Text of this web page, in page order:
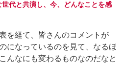
代と共演し、今、どんなことを感
を経て、皆さんのコメントが
になっているのを見て、なるほ
んなにも変わるものなのだなと